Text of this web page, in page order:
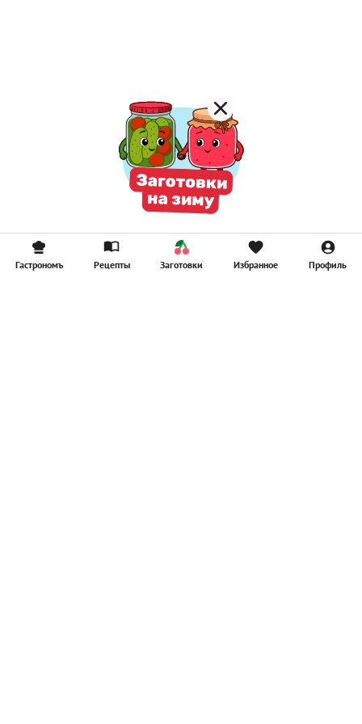
Гастрономъ Рецепты Заготовки Избранное Профиль